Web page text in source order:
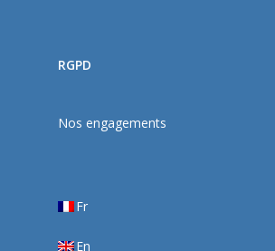
RGPD
Nos engagements
Fr
En